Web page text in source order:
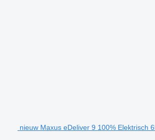
nieuw Maxus eDeliver 9 100% Elektrisch